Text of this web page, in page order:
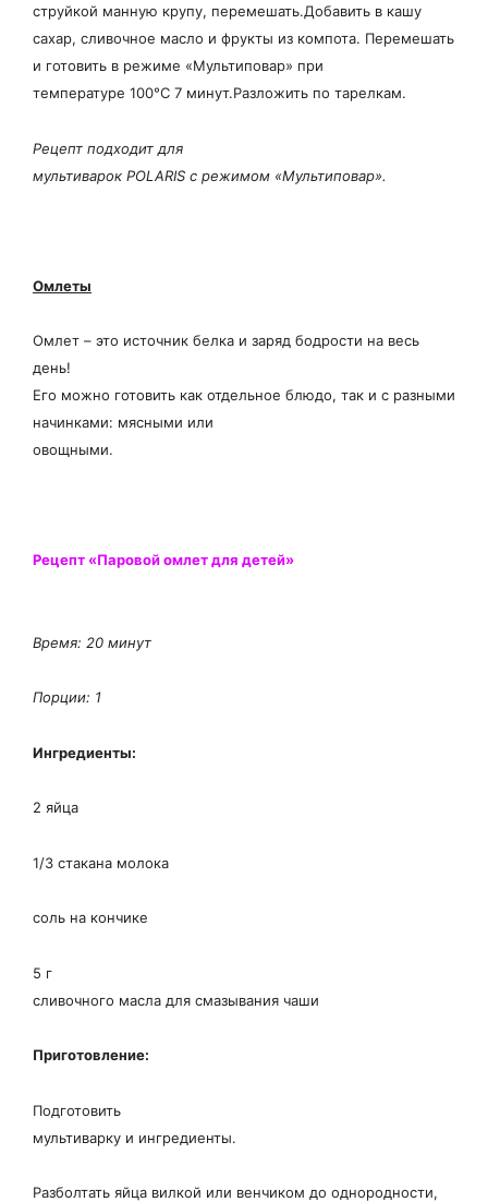
струйкой манную крупу, перемешать.Добавить в кашу
сахар, сливочное масло и фрукты из компота. Перемешать
и готовить в режиме «Мультиповар» при
температуре 100°С 7 минут.Разложить по тарелкам.
Рецепт подходит для
мультиварок POLARIS с режимом «Мультиповар».
Омлеты
Омлет – это источник белка и заряд бодрости на весь
день!
Его можно готовить как отдельное блюдо, так и с разными
начинками: мясными или
овощными.
Рецепт «Паровой омлет для детей»
Время: 20 минут
Порции: 1
Ингредиенты:
2 яйца
1/3 стакана молока
соль на кончике
5 г
сливочного масла для смазывания чаши
Приготовление:
Подготовить
мультиварку и ингредиенты.
Разболтать яйца вилкой или венчиком до однородности,